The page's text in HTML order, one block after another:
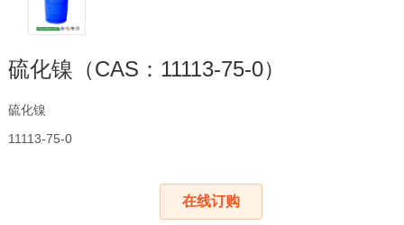
硫化镍（CAS：11113-75-0）
硫化镍
11113-75-0
在线订购